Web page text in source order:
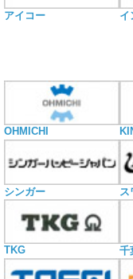
アイコー イ
OHMICHI
シンガー ス
TKG 千